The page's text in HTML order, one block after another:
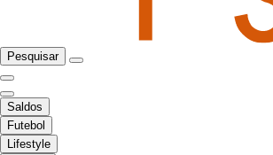
Pesquisar
Saldos
Futebol
Lifestyle